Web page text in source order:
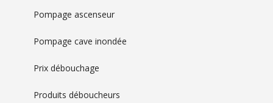
Pompage ascenseur
Pompage cave inondée
Prix débouchage
Produits déboucheurs